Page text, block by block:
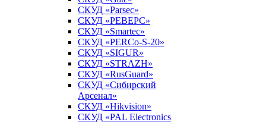
СКУД «Parsec»
СКУД «РЕВЕРС»
СКУД «Smartec»
СКУД «PERCo-S-20»
СКУД «SIGUR»
СКУД «STRAZH»
СКУД «RusGuard»
СКУД «Сибирский
Арсенал»
СКУД «Hikvision»
СКУД «PAL Electronics